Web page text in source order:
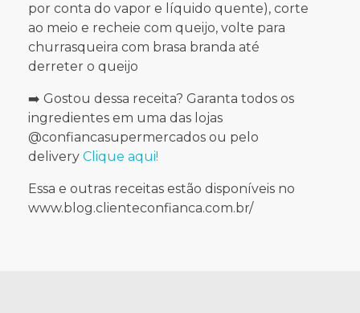
por conta do vapor e líquido quente), corte
ao meio e recheie com queijo, volte para
churrasqueira com brasa branda até
derreter o queijo
➡️ Gostou dessa receita? Garanta todos os
ingredientes em uma das lojas
@confiancasupermercados ou pelo
delivery Clique aqui!
Essa e outras receitas estão disponíveis no
www.blog.clienteconfianca.com.br/